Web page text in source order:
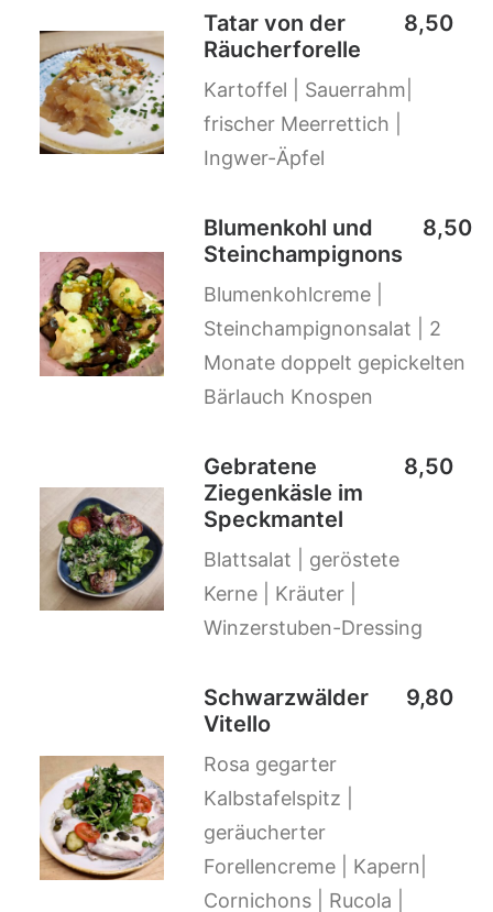
Tatar von der
Räucherforelle
8,50
Kartoffel | Sauerrahm|
frischer Meerrettich |
Ingwer-Äpfel
Blumenkohl und
Steinchampignons
8,50
Blumenkohlcreme |
Steinchampignonsalat | 2
Monate doppelt gepickelten
Bärlauch Knospen
Gebratene
Ziegenkäsle im
Speckmantel
8,50
Blattsalat | geröstete
Kerne | Kräuter |
Winzerstuben-Dressing
Schwarzwälder
Vitello
9,80
Rosa gegarter
Kalbstafelspitz |
geräucherter
Forellencreme | Kapern|
Cornichons | Rucola |